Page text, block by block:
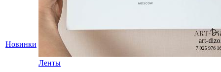
Новинки
Ленты